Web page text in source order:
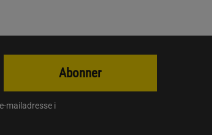
mailadresse i
Abonner